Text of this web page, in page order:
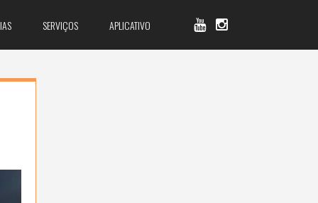
SERVIÇOS APLICATIVO